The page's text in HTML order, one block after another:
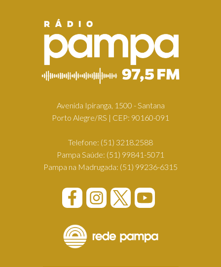
Avenida Ipiranga, 1500 - Santana
Porto Alegre/RS | CEP: 90160-091
Telefone: (51) 3218.2588
Pampa Saúde: (51) 99841-5071
Pampa na Madrugada: (51) 99236-6315